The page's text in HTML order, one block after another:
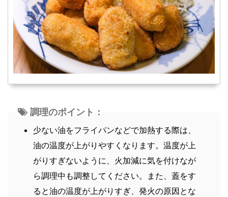
調理のポイント：
少ない油をフライパンなどで加熱する際は、
油の温度が上がりやすくなります。温度が上
がりすぎないように、火加減に気を付けなが
ら調理中も調整してください。また、蓋をす
ると油の温度が上がりすぎ、発火の原因とな